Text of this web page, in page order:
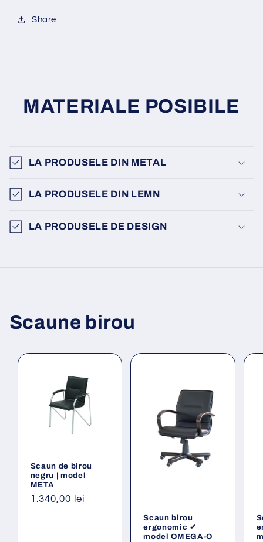
Share
MATERIALE POSIBILE
LA PRODUSELE DIN METAL
LA PRODUSELE DIN LEMN
LA PRODUSELE DE DESIGN
Scaune birou
Scaun de birou
negru | model
META
Preț
1.340,00 lei
Scaun birou
ergonomic ✔
model OMEGA-O